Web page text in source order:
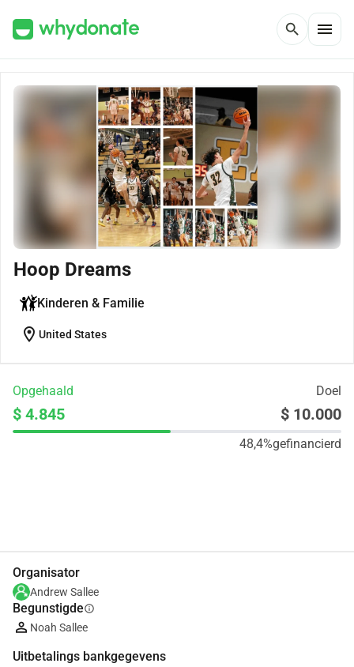
search menu
Hoop Dreams
Kinderen & Familie
location_on United States
Opgehaald Doel
$ 4.845 $ 10.000
48,4%gefinancierd
Organisator
Andrew Sallee
Begunstigdeinfo
Noah Sallee
Uitbetalings bankgegevens